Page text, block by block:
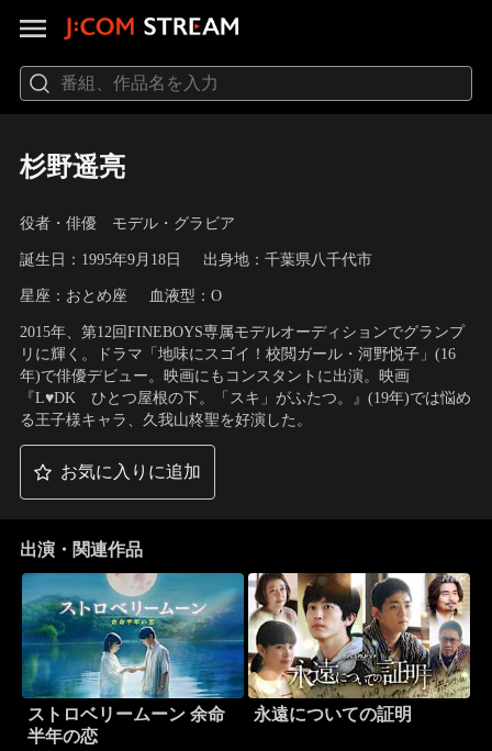
杉野遥亮
役者・俳優 モデル・グラビア
誕生日：1995年9月18日 出身地：千葉県八千代市
星座：おとめ座 血液型：O
2015年、第12回FINEBOYS専属モデルオーディションでグランプ
リに輝く。ドラマ「地味にスゴイ！校閲ガール・河野悦子」(16
年)で俳優デビュー。映画にもコンスタントに出演。映画
『L♥DK ひとつ屋根の下。「スキ」がふたつ。』(19年)では悩め
る王子様キャラ、久我山柊聖を好演した。
お気に入りに追加
出演・関連作品
ストロベリームーン 余命
半年の恋
永遠についての証明